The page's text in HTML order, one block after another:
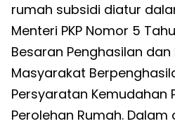
rumah subsidi diatur
Menteri PKP Nomor 5
Besaran Penghasilan dan
Masyarakat
Persyaratan Kemudahan
Perolehan Rumah.